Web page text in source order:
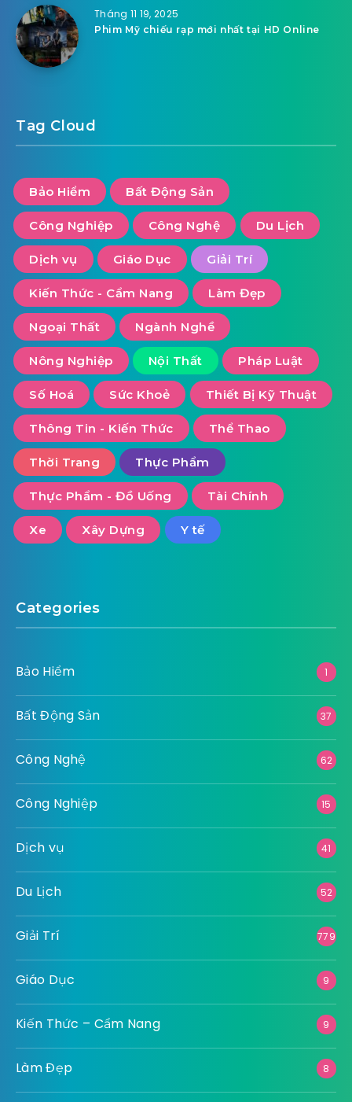
Tháng 11 19, 2025
Phim Mỹ chiếu rạp mới nhất tại HD Online
Tag Cloud
Bảo Hiểm Bất Động Sản
Công Nghiệp Công Nghệ Du Lịch
Dịch vụ Giáo Dục Giải Trí
Kiến Thức - Cẩm Nang Làm Đẹp
Ngoại Thất Ngành Nghề
Nông Nghiệp Nội Thất Pháp Luật
Số Hoá Sức Khoẻ Thiết Bị Kỹ Thuật
Thông Tin - Kiến Thức Thể Thao
Thời Trang Thực Phẩm
Thực Phẩm - Đồ Uống Tài Chính
Xe Xây Dựng Y tế
Categories
Bảo Hiểm 1
Bất Động Sản 37
Công Nghệ 62
Công Nghiệp 15
Dịch vụ 41
Du Lịch 52
Giải Trí 779
Giáo Dục 9
Kiến Thức – Cẩm Nang 9
Làm Đẹp 8